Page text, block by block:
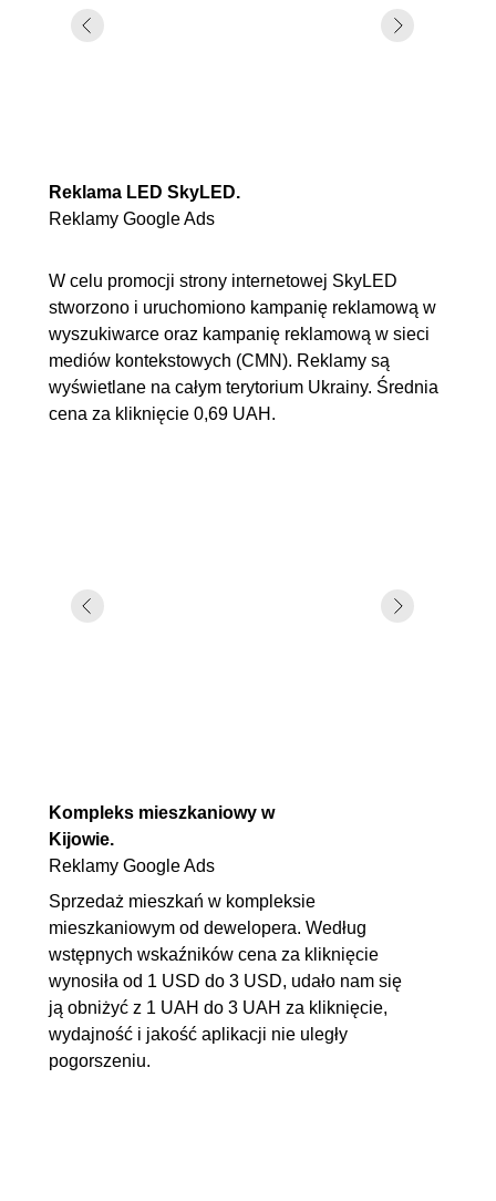
Reklama LED SkyLED.
Reklamy Google Ads
W celu promocji strony internetowej SkyLED
stworzono i uruchomiono kampanię reklamową w
wyszukiwarce oraz kampanię reklamową w sieci
mediów kontekstowych (CMN). Reklamy są
wyświetlane na całym terytorium Ukrainy. Średnia
cena za kliknięcie 0,69 UAH.
Kompleks mieszkaniowy w
Kijowie.
Reklamy Google Ads
Sprzedaż mieszkań w kompleksie
mieszkaniowym od dewelopera. Według
wstępnych wskaźników cena za kliknięcie
wynosiła od 1 USD do 3 USD, udało nam się
ją obniżyć z 1 UAH do 3 UAH za kliknięcie,
wydajność i jakość aplikacji nie uległy
pogorszeniu.